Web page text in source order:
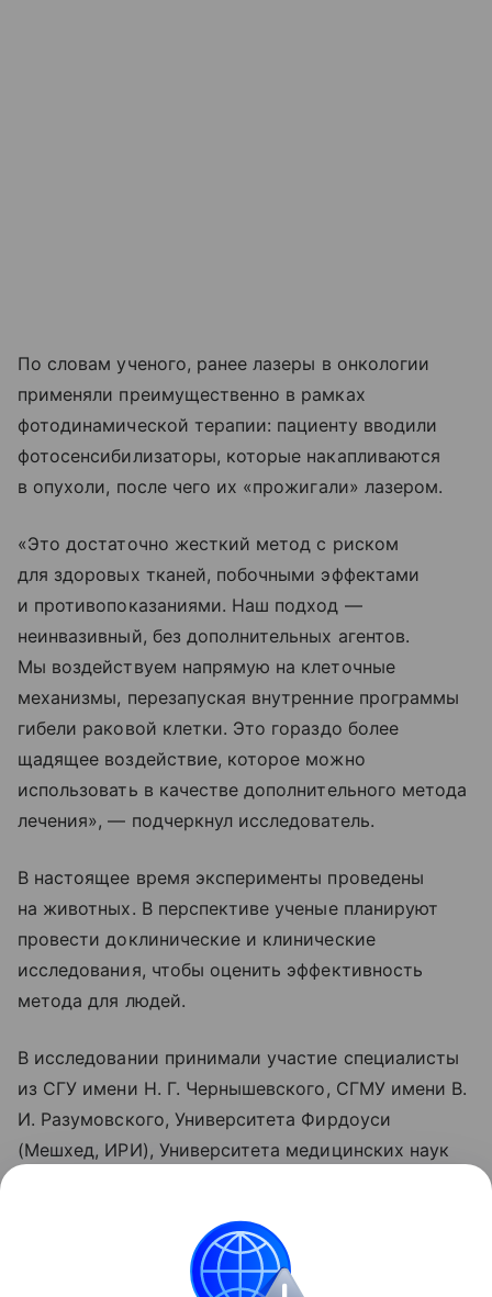
По словам ученого, ранее лазеры в онкологии
применяли преимущественно в рамках
фотодинамической терапии: пациенту вводили
фотосенсибилизаторы, которые накапливаются
в опухоли, после чего их «прожигали» лазером.
«Это достаточно жесткий метод с риском
для здоровых тканей, побочными эффектами
и противопоказаниями. Наш подход —
неинвазивный, без дополнительных агентов.
Мы воздействуем напрямую на клеточные
механизмы, перезапуская внутренние программы
гибели раковой клетки. Это гораздо более
щадящее воздействие, которое можно
использовать в качестве дополнительного метода
лечения», — подчеркнул исследователь.
В настоящее время эксперименты проведены
на животных. В перспективе ученые планируют
провести доклинические и клинические
исследования, чтобы оценить эффективность
метода для людей.
В исследовании принимали участие специалисты
из СГУ имени Н. Г. Чернышевского, СГМУ имени В.
И. Разумовского, Университета Фирдоуси
(Мешхед, ИРИ), Университета медицинских наук
Саратовского научного центра РАН.